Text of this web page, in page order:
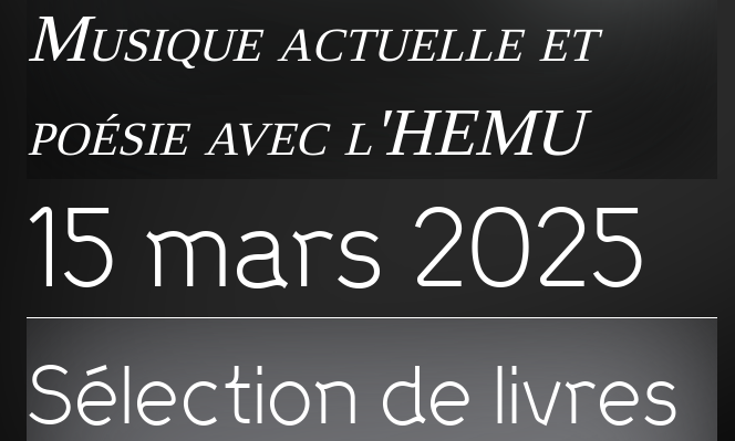
Musique actuelle et
poésie avec l'HEMU
15 mars 2025
Sélection de livres